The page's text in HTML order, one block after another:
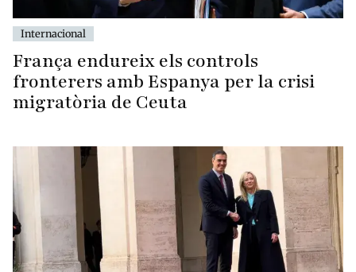
Internacional
França endureix els controls
fronterers amb Espanya per la crisi
migratòria de Ceuta